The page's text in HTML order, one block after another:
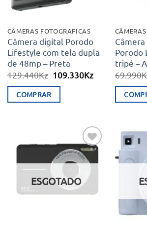
CÂMERAS FOTOGRAFICAS
Câmera digital Porodo
Lifestyle com tela dupla
de 48mp – Preta
129.440Kz O
era:
109.330KzO
COMPRAR
Porodo
tripé –
69.990
Adicionar
aos meus
desejos
ESGOTADO